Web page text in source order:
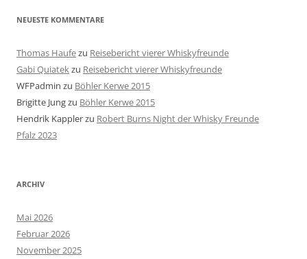
NEUESTE KOMMENTARE
Thomas Haufezu Reisebericht vierer Whiskyfreunde
Gabi Quiatek zu Reisebericht vierer Whiskyfreunde
WFPadmin zu Böhler Kerwe 2015
Brigitte Jungzu Böhler Kerwe 2015
Hendrik Kapplerzu Robert Burns Night der Whisky Freunde
Pfalz 2023
ARCHIV
Mai 2026
Februar 2026
November 2025